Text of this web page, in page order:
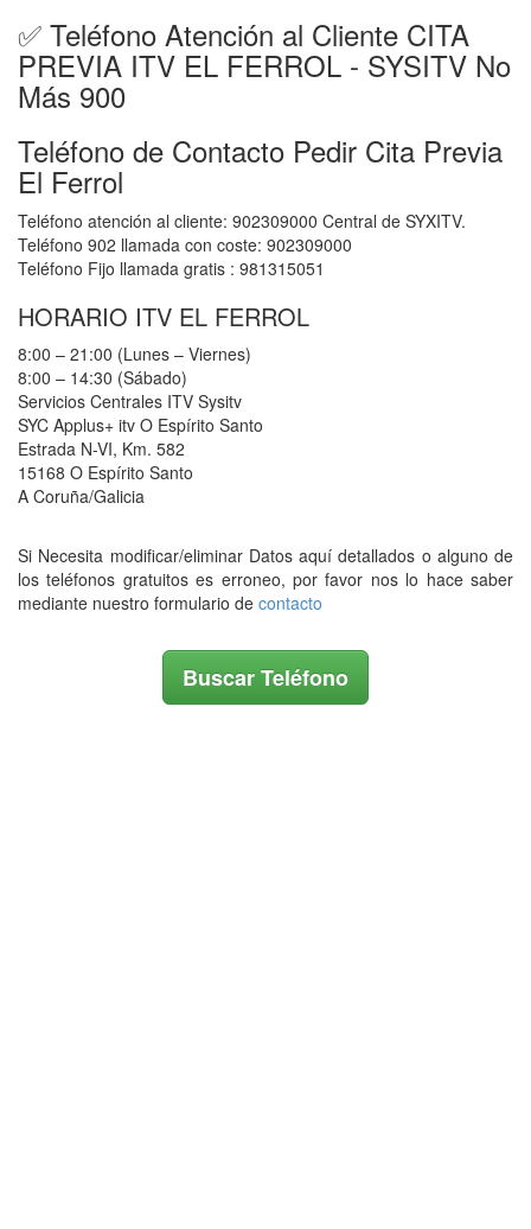
✅ Teléfono Atención al Cliente CITA
PREVIA ITV EL FERROL - SYSITV No
Más 900
Teléfono de Contacto Pedir Cita Previa
El Ferrol
Teléfono atención al cliente: 902309000 Central de SYXITV.
Teléfono 902 llamada con coste: 902309000
Teléfono Fijo llamada gratis : 981315051
HORARIO ITV EL FERROL
8:00 – 21:00 (Lunes – Viernes)
8:00 – 14:30 (Sábado)
Servicios Centrales ITV Sysitv
SYC Applus+ itv O Espírito Santo
Estrada N-VI, Km. 582
15168 O Espírito Santo
A Coruña/Galicia
Si Necesita modificar/eliminar Datos aquí detallados o alguno de
los teléfonos gratuitos es erroneo, por favor nos lo hace saber
mediante nuestro formulario de contacto
Buscar Teléfono